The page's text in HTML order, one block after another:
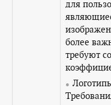
для
более
требуют